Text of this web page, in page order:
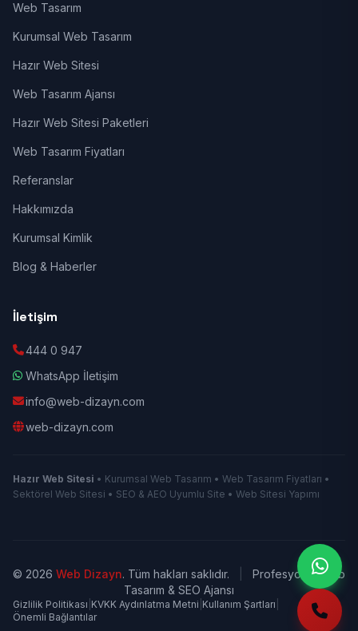
Web Tasarım
Kurumsal Web Tasarım
Hazır Web Sitesi
Web Tasarım Ajansı
Hazır Web Sitesi Paketleri
Web Tasarım Fiyatları
Referanslar
Hakkımızda
Kurumsal Kimlik
Blog & Haberler
İletişim
444 0 947
WhatsApp İletişim
info@web-dizayn.com
web-dizayn.com
Hazır Web Sitesi • Kurumsal Web Tasarım • Web Tasarım Fiyatları •
Sektörel Web Sitesi • SEO & AEO Uyumlu Site • Web Sitesi Yapımı
© 2026 Web Dizayn. Tüm hakları saklıdır.
Profesyonel Web
Tasarım & SEO Ajansı
Gizlilik Politikası KVKK Aydınlatma Metni Kullanım Şartları
Önemli Bağlantılar